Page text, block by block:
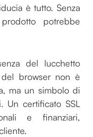
è tutto. Senza
potrebbe
del lucchetto
browser non è
ma un simbolo di
Un certificato SSL
e finanziari,